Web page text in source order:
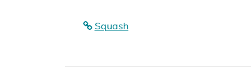
Squash